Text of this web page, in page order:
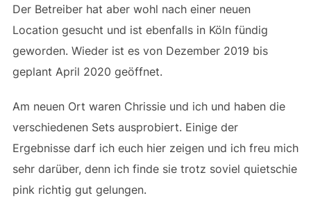
Der Betreiber hat aber wohl nach einer neuen
Location gesucht und ist ebenfalls in Köln fündig
geworden. Wieder ist es von Dezember 2019 bis
geplant April 2020 geöffnet.
Am neuen Ort waren Chrissie und ich und haben die
verschiedenen Sets ausprobiert. Einige der
Ergebnisse darf ich euch hier zeigen und ich freu mich
sehr darüber, denn ich finde sie trotz soviel quietschie
pink richtig gut gelungen.